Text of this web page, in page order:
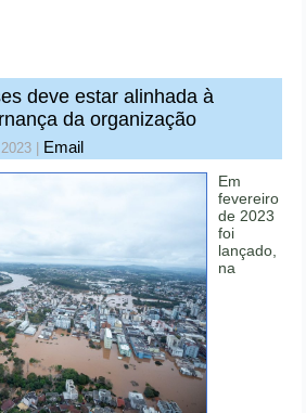
deve estar alinhada à
da organização
Email
Em
fevereiro
de 2023
foi
lançado,
na